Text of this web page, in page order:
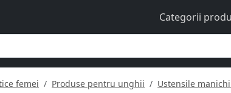
Categorii
femei Produse pentru unghii Ustensile